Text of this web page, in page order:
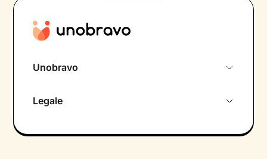
Unobravo
Psicologo in chat
Legale